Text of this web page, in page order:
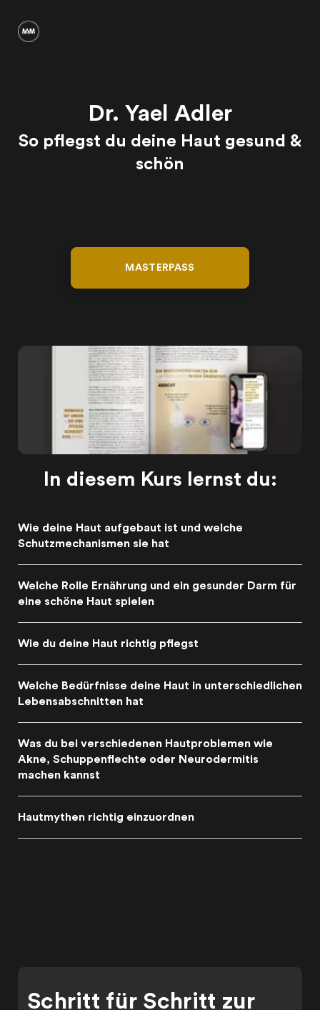
Dr. Yael Adler
So pflegst du deine Haut gesund &
schön
MASTERPASS
In diesem Kurs lernst du:
Wie deine Haut aufgebaut ist und welche
Schutzmechanismen sie hat
Welche Rolle Ernährung und ein gesunder Darm für
eine schöne Haut spielen
Wie du deine Haut richtig pflegst
Welche Bedürfnisse deine Haut in unterschiedlichen
Lebensabschnitten hat
Was du bei verschiedenen Hautproblemen wie
Akne, Schuppenflechte oder Neurodermitis
machen kannst
Hautmythen richtig einzuordnen
Schritt für Schritt zur